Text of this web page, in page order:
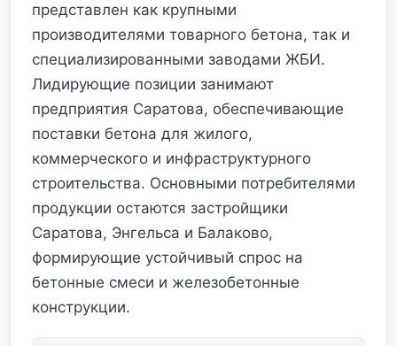
представлен как крупными
производителями товарного бетона, так и
специализированными заводами ЖБИ.
Лидирующие позиции занимают
предприятия Саратова, обеспечивающие
поставки бетона для жилого,
коммерческого и инфраструктурного
строительства. Основными потребителями
продукции остаются застройщики
Саратова, Энгельса и Балаково,
формирующие устойчивый спрос на
бетонные смеси и железобетонные
конструкции.